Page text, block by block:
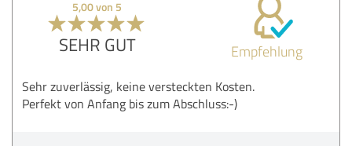
5,00 von 5
SEHR GUT Empfehlung
Sehr zuverlässig, keine versteckten Kosten.
Perfekt von Anfang bis zum Abschluss:-)